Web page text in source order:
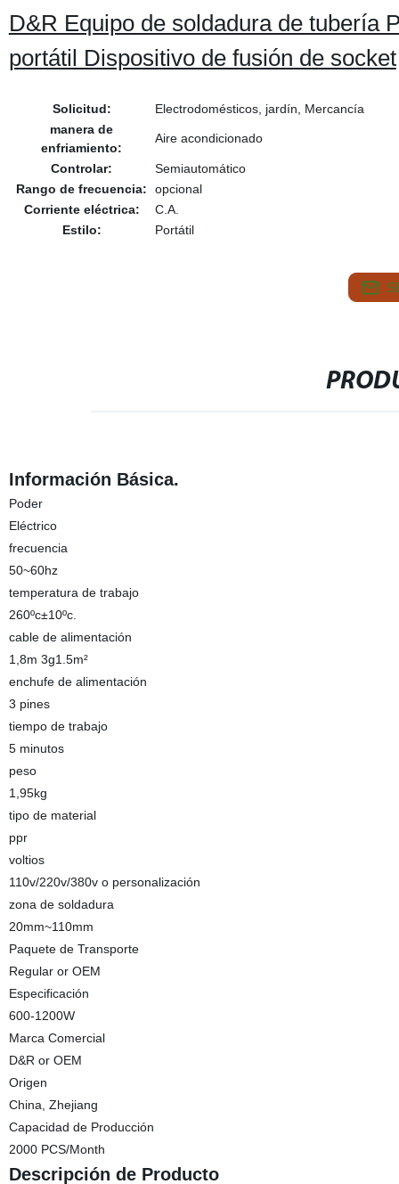
D&R Equipo de soldadura de tubería
portátil Dispositivo de fusión de socket
Solicitud:
Electrodomésticos, jardín, Mercancía
manera de
enfriamiento:
Aire acondicionado
Controlar:
Semiautomático
Rango de frecuencia:
opcional
Corriente eléctrica:
C.A.
Estilo:
Portátil
Información Básica.
Poder
Eléctrico
frecuencia
50~60hz
temperatura de trabajo
260ºc±10ºc.
cable de alimentación
1,8m 3g1.5m²
enchufe de alimentación
3 pines
tiempo de trabajo
5 minutos
peso
1,95kg
tipo de material
ppr
voltios
110v/220v/380v o personalización
zona de soldadura
20mm~110mm
Paquete de Transporte
Regular or OEM
Especificación
600-1200W
Marca Comercial
D&R or OEM
Origen
China, Zhejiang
Capacidad de Producción
2000 PCS/Month
Descripción de Producto